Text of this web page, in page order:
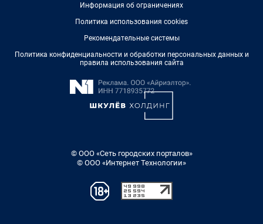
Информация об ограничениях
Политика использования cookies
Рекомендательные системы
Политика конфиденциальности и обработки персональных данных и
правила использования сайта
© ООО «Сеть городских порталов»
© ООО «Интернет Технологии»